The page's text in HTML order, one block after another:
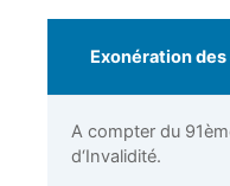
Exonération
A compter du
d‘Invalidité.